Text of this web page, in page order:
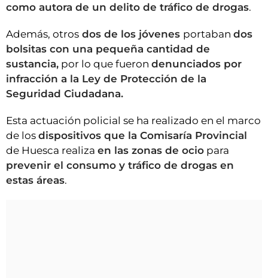
como autora de un delito de tráfico de drogas.
Además, otros dos de los jóvenes portaban dos
bolsitas con una pequeña cantidad de
sustancia, por lo que fueron denunciados por
infracción a la Ley de Protección de la
Seguridad Ciudadana.
Esta actuación policial se ha realizado en el marco
de los dispositivos que la Comisaría Provincial
de Huesca realiza en las zonas de ocio para
prevenir el consumo y tráfico de drogas en
estas áreas.